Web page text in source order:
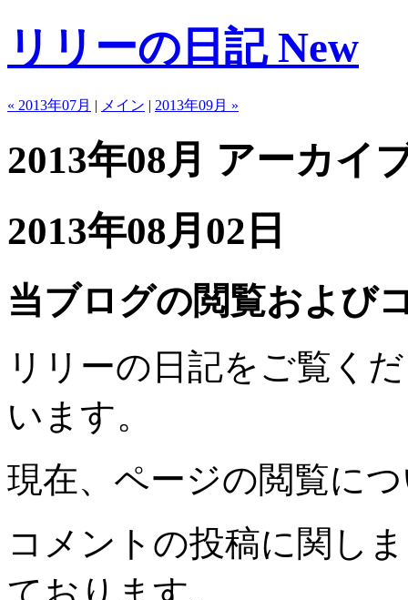
リリーの日記 New
« 2013年07月 | メイン | 2013年09月 »
2013年08月 アーカイ
2013年08月02日
当ブログの閲覧および
リリーの日記をご覧く
います。
現在、ページの閲覧に
コメントの投稿に関し